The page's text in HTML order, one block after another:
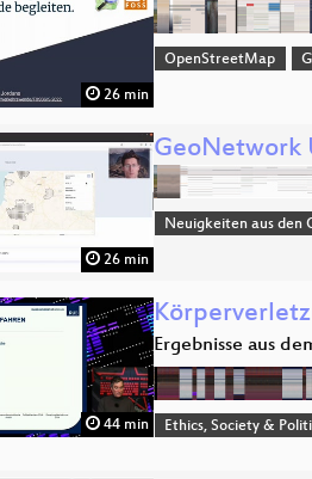
26 min
OpenStreetMap
26 min
GeoNetwork
Neuigkeiten aus den
44 min
Ergebnisse aus
Ethics, Society &